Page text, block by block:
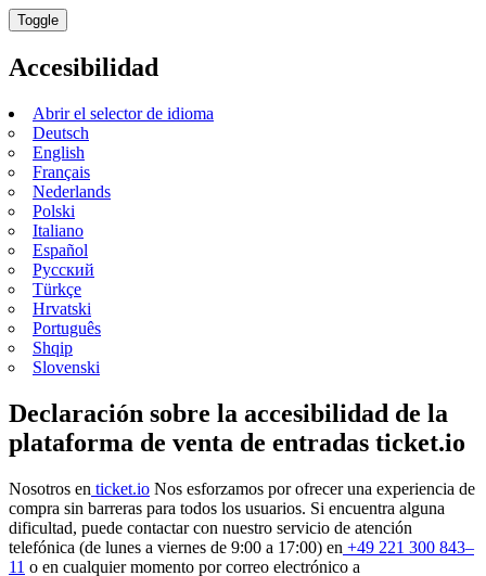
Toggle
Accesibilidad
Abrir el selector de idioma
Deutsch
English
Français
Nederlands
Polski
Italiano
Español
Русский
Türkçe
Hrvatski
Português
Shqip
Slovenski
Declaración sobre la accesibilidad de la
plataforma de venta de entradas ticket.io
Nosotros en ticket.io Nos esforzamos por ofrecer una experiencia de
compra sin barreras para todos los usuarios. Si encuentra alguna
dificultad, puede contactar con nuestro servicio de atención
telefónica (de lunes a viernes de 9:00 a 17:00) en +49 221 300 843–
11 o en cualquier momento por correo electrónico a